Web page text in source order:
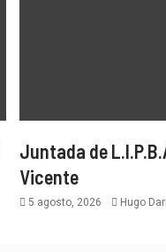
Juntada de
Vicente
5 agosto, 2026 Hugo